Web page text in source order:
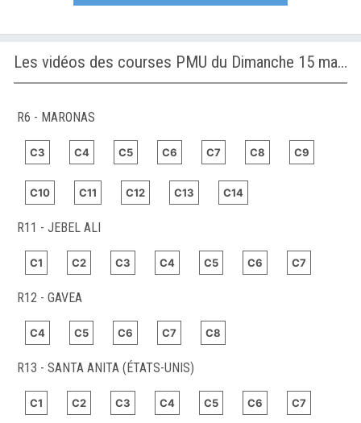
Les vidéos des courses PMU du Dimanche 15 mars 2026
R6 - MARONAS
C3 C4 C5 C6 C7 C8 C9
C10 C11 C12 C13 C14
R11 - JEBEL ALI
C1 C2 C3 C4 C5 C6 C7
R12 - GAVEA
C4 C5 C6 C7 C8
R13 - SANTA ANITA (ÉTATS-UNIS)
C1 C2 C3 C4 C5 C6 C7